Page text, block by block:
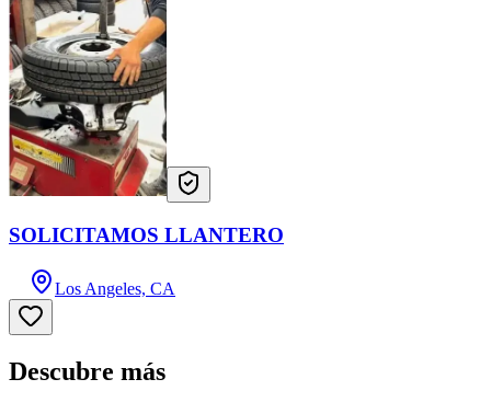
SOLICITAMOS LLANTERO
Los Angeles, CA
Descubre más